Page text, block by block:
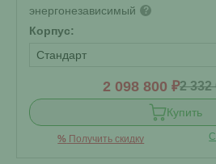
энергонезависимый ?
Корпус:
Стандарт
2 098 800 ₽2 332
Купить
% Получить скидку